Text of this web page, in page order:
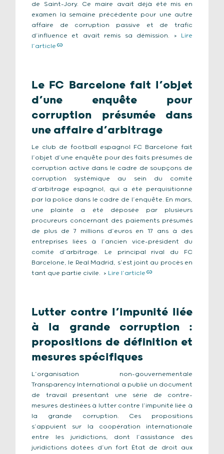
de Saint-Jory. Ce maire avait déjà été mis en
examen la semaine précédente pour une autre
affaire de corruption passive et de trafic
d’influence et avait remis sa démission. > Lire
l’article
Le FC Barcelone fait l’objet
d’une enquête pour
corruption présumée dans
une affaire d’arbitrage
Le club de football espagnol FC Barcelone fait
l’objet d’une enquête pour des faits présumés de
corruption active dans le cadre de soupçons de
corruption systémique au sein du comité
d’arbitrage espagnol, qui a été perquisitionné
par la police dans le cadre de l’enquête. En mars,
une plainte a été déposée par plusieurs
procureurs concernant des paiements présumés
de plus de 7 millions d’euros en 17 ans à des
entreprises liées à l’ancien vice-président du
comité d’arbitrage. Le principal rival du FC
Barcelone, le Real Madrid, s’est joint au procès en
tant que partie civile. > Lire l’article
Lutter contre l’impunité liée
à la grande corruption :
propositions de définition et
mesures spécifiques
L’organisation non-gouvernementale
Transparency International a publié un document
de travail présentant une série de contre-
mesures destinées à lutter contre l’impunité liée à
la grande corruption. Ces propositions
s’appuient sur la coopération internationale
entre les juridictions, dont l’assistance des
juridictions dotées d’un fort État de droit aux